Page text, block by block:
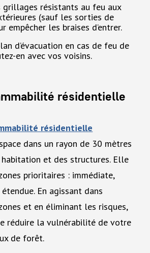
grillages résistants au feu aux
(sauf les sorties de
empêcher les braises d’entrer.
d’évacuation en cas de feu de
en avec vos voisins.
résidentielle
résidentielle
dans un rayon de 30 mètres
et des structures. Elle
prioritaires : immédiate,
En agissant dans
et en éliminant les risques,
réduire la vulnérabilité de votre
de forêt.